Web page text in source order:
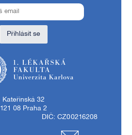
Přihlásit se
Kateřinská 32
121 08 Praha 2
DIČ: CZ00216208